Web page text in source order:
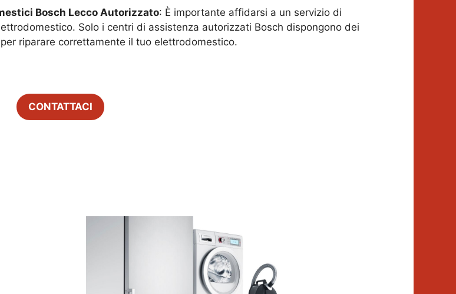
Bosch Lecco Autorizzato: È importante affidarsi a un servizio di
Solo i centri di assistenza autorizzati Bosch dispongono dei
riparare correttamente il tuo elettrodomestico.
CONTATTACI